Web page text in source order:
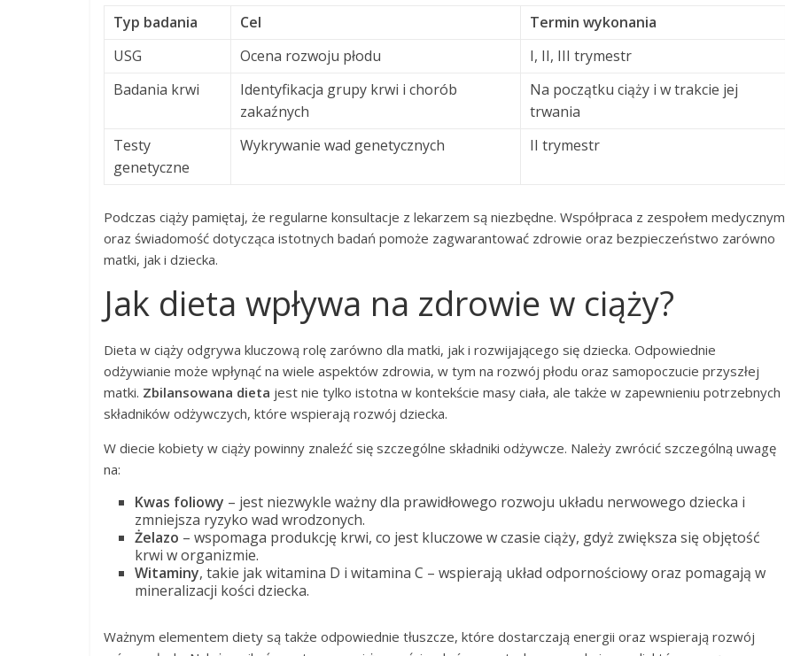
Typ badania Cel
Termin wykonania
USG
Ocena rozwoju płodu
I, II, III trymestr
Badania krwi
Identyfikacja grupy krwi i chorób
zakaźnych
Na początku ciąży i w trakcie jej
trwania
Testy
genetyczne
Wykrywanie wad genetycznych II trymestr
Podczas ciąży pamiętaj, że regularne konsultacje z lekarzem są niezbędne. Współpraca z zespołem medycznym
oraz świadomość dotycząca istotnych badań pomoże zagwarantować zdrowie oraz bezpieczeństwo zarówno
matki, jak i dziecka.
Jak dieta wpływa na zdrowie w ciąży?
Dieta w ciąży odgrywa kluczową rolę zarówno dla matki, jak i rozwijającego się dziecka. Odpowiednie
odżywianie może wpłynąć na wiele aspektów zdrowia, w tym na rozwój płodu oraz samopoczucie przyszłej
matki. Zbilansowana dieta jest nie tylko istotna w kontekście masy ciała, ale także w zapewnieniu potrzebnych
składników odżywczych, które wspierają rozwój dziecka.
W diecie kobiety w ciąży powinny znaleźć się szczególne składniki odżywcze. Należy zwrócić szczególną uwagę
na:
Kwas foliowy – jest niezwykle ważny dla prawidłowego rozwoju układu nerwowego dziecka i
zmniejsza ryzyko wad wrodzonych.
Żelazo – wspomaga produkcję krwi, co jest kluczowe w czasie ciąży, gdyż zwiększa się objętość
krwi w organizmie.
Witaminy, takie jak witamina D i witamina C – wspierają układ odpornościowy oraz pomagają w
mineralizacji kości dziecka.
Ważnym elementem diety są także odpowiednie tłuszcze, które dostarczają energii oraz wspierają rozwój